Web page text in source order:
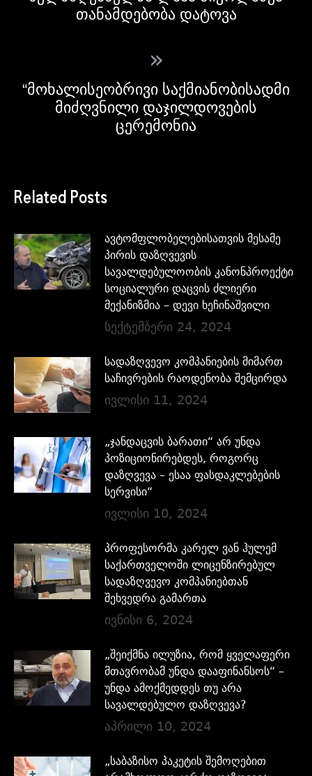
თანამდებობა დატოვა
»
“მოხალისეობრივი საქმიანობისადმი
მიძღვნილი დაჯილდოვების
ცერემონია
Related Posts
ავტომფლობელებისათვის მესამე
პირის დაზღვევის
სავალდებულოობის კანონპროექტი
სოციალური დაცვის ძლიერი
მექანიზმია – დევი ხეჩინაშვილი
სექტემბერი 24, 2024
სადაზღვევო კომპანიების მიმართ
საჩივრების რაოდენობა შემცირდა
ივლისი 11, 2024
„ჯანდაცვის ბარათი“ არ უნდა
პოზიციონირებდეს, როგორც
დაზღვევა – ესაა ფასდაკლებების
სერვისი“
ივლისი 10, 2024
პროფესორმა კარელ ვან ჰულემ
საქართველოში ლიცენზირებულ
სადაზღვევო კომპანიებთან
შეხვედრა გამართა
ივნისი 6, 2024
„შეიქმნა ილუზია, რომ ყველაფერი
მთავრობამ უნდა დააფინანსოს“ –
უნდა ამოქმედდეს თუ არა
სავალდებულო დაზღვევა?
აპრილი 10, 2024
„საბაზისო პაკეტის შემოღებით